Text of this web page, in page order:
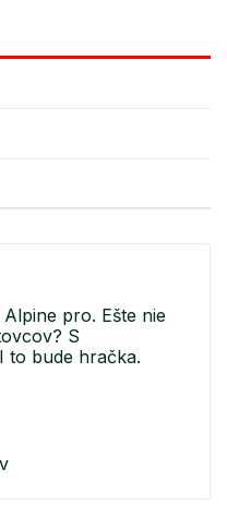
pro. Ešte nie
S
to bude hračka.